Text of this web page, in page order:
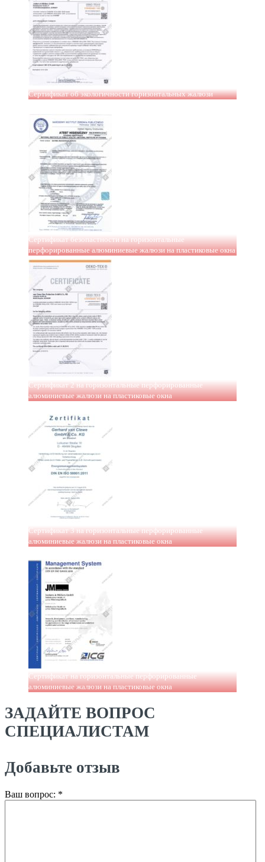
Сертификат об экологичности горизонтальных жалюзи
Сертификат безопастности на горизонтальные
перфорированные алюминиевые жалюзи на пластиковые окна
Сертификат 2 на горизонтальные перфорированные
алюминиевые жалюзи на пластиковые окна
Сертификат 3 на горизонтальные перфорированные
алюминиевые жалюзи на пластиковые окна
Сертификат на горизонтальные перфорированные
алюминиевые жалюзи на пластиковые окна
ЗАДАЙТЕ ВОПРОС
СПЕЦИАЛИСТАМ
Добавьте отзыв
Ваш вопрос: *